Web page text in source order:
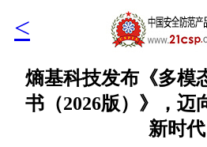
<
熵基科技发布《多模
书（2026版）》，迈
新时代